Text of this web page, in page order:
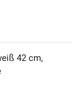
42 cm,